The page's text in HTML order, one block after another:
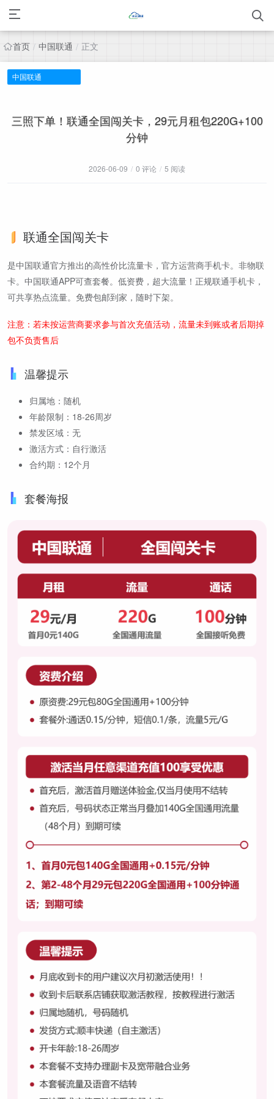
首页 / 中国联通 / 正文
中国联通
三照下单！联通全国闯关卡，29元月租包220G+100
分钟
2026-06-09 / 0 评论 / 5 阅读
联通全国闯关卡
是中国联通官方推出的高性价比流量卡，官方运营商手机卡。非物联
卡。中国联通APP可查套餐。低资费，超大流量！正规联通手机卡，
可共享热点流量。免费包邮到家，随时下架。
注意：若未按运营商要求参与首次充值活动，流量未到账或者后期掉
包不负责售后
温馨提示
归属地：随机
年龄限制：18-26周岁
禁发区域：无
激活方式：自行激活
合约期：12个月
套餐海报